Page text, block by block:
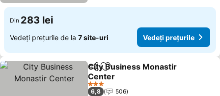
Din 283 lei
Vedeți prețurile de la 7 site-uri Vedeți prețurile
DistribuițiAdăugaţi la favorite
City Business Monastir
Center
Vedeți prețurile
3 Stele
6,8
506